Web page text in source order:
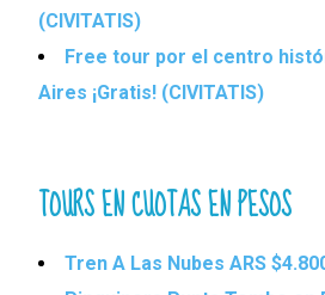
(CIVITATIS)
Free tour por el centro
Aires ¡Gratis! (CIVITATIS)
TOURS EN CUOTAS EN PESOS
Tren A Las Nubes ARS